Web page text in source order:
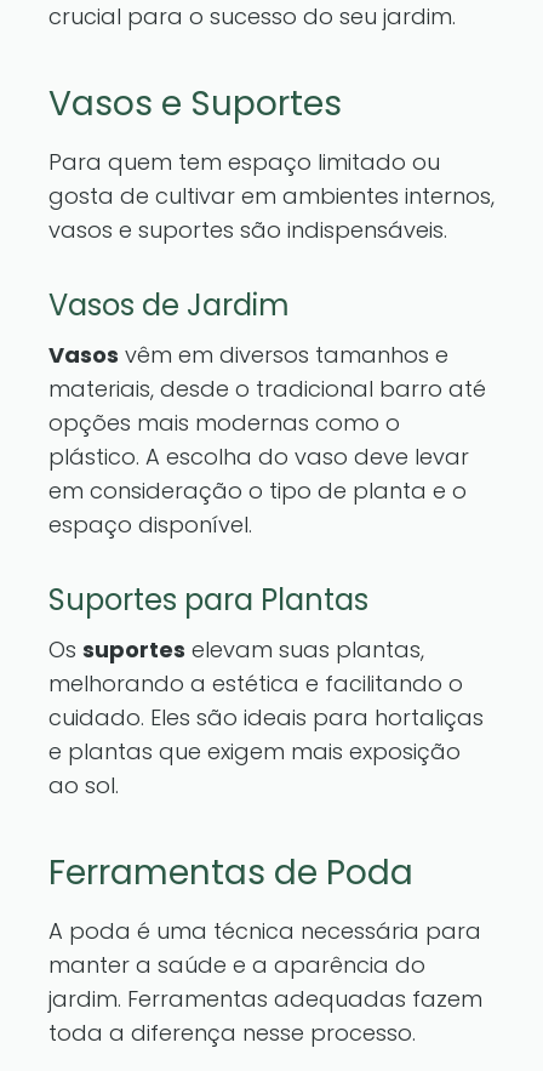
crucial para o sucesso do seu jardim.
Vasos e Suportes
Para quem tem espaço limitado ou
gosta de cultivar em ambientes internos,
vasos e suportes são indispensáveis.
Vasos de Jardim
Vasos vêm em diversos tamanhos e
materiais, desde o tradicional barro até
opções mais modernas como o
plástico. A escolha do vaso deve levar
em consideração o tipo de planta e o
espaço disponível.
Suportes para Plantas
Os suportes elevam suas plantas,
melhorando a estética e facilitando o
cuidado. Eles são ideais para hortaliças
e plantas que exigem mais exposição
ao sol.
Ferramentas de Poda
A poda é uma técnica necessária para
manter a saúde e a aparência do
jardim. Ferramentas adequadas fazem
toda a diferença nesse processo.